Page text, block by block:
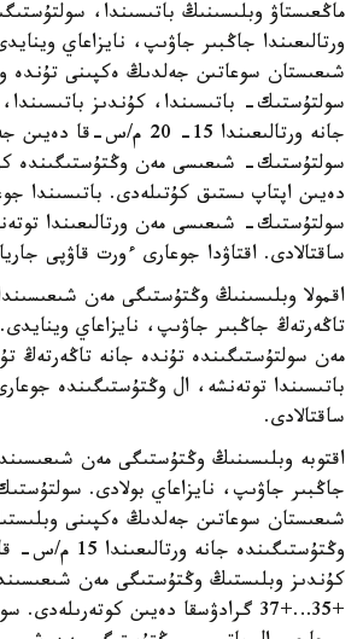
ماڭعىستاۋ وبلىسىنىڭ باتىسىندا،
ورتالىعىندا جاڭبىر جاۋىپ، نايزاعاي
شىعىستان سوعاتىن جەلدىڭ ەكپىنى تۇندە
سولتۇستىك- باتىسىندا، كۇندىز
جانە ورتالىعىندا 15- 20 م/
دەيىن اپتاپ ىستىق كۇتىلەدى. باتىسىندا
سولتۇستىك- شىعىسى مەن ورتالىعىندا
ساقتالادى. اقتاۋدا جوعارى ءورت قاۋپى
اقمولا وبلىسىنىڭ وڭتۇستىگى مەن
تاڭەرتەڭ جاڭبىر جاۋىپ، نايزاعاي
مەن سولتۇستىگىندە تۇندە جانە تاڭەرتەڭ
باتىسىندا توتەنشە، ال وڭتۇستىگىندە
ساقتالادى.
اقتوبە وبلىسىنىڭ وڭتۇستىگى مەن
جاڭبىر جاۋىپ، نايزاعاي بولادى.
شىعىستان سوعاتىن جەلدىڭ ەكپىنى
وڭتۇستىگىندە
كۇندىز وبلىستىڭ وڭتۇستىگى مەن
+35…+37 گرادۋسقا دەيىن كوتەرىلەدى.